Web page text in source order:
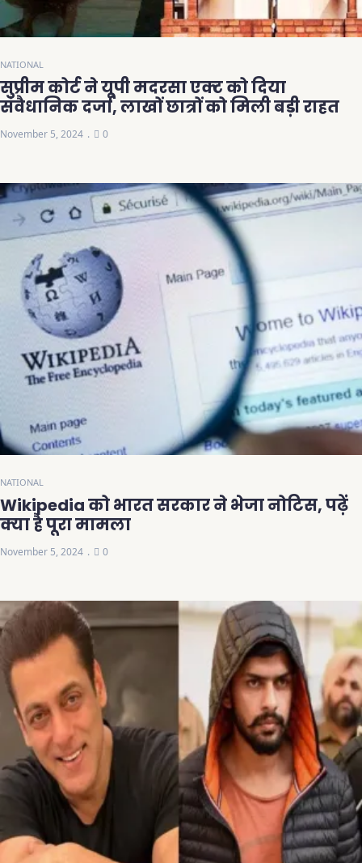
NATIONAL
सुप्रीम कोर्ट ने यूपी मदरसा एक्ट को दिया
संवैधानिक दर्जा, लाखों छात्रों को मिली बड़ी राहत
November 5, 2024 0
NATIONAL
Wikipedia को भारत सरकार ने भेजा नोटिस, पढ़ें
क्या है पूरा मामला
November 5, 2024 0